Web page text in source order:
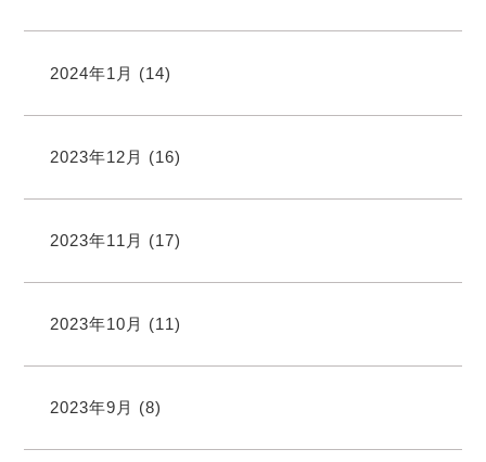
2024年1月 (14)
2023年12月 (16)
2023年11月 (17)
2023年10月 (11)
2023年9月 (8)